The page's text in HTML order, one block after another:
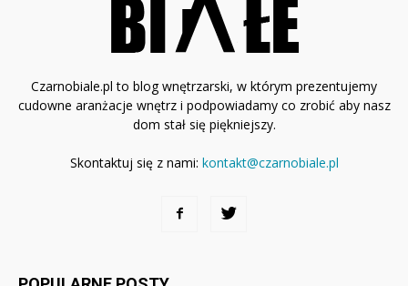
Czarnobiale.pl to blog wnętrzarski, w którym prezentujemy
cudowne aranżacje wnętrz i podpowiadamy co zrobić aby nasz
dom stał się piękniejszy.
Skontaktuj się z nami: kontakt@czarnobiale.pl